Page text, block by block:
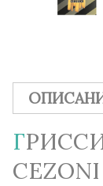
ГРИССИНИ КЛАССИЧЕСКИЕ